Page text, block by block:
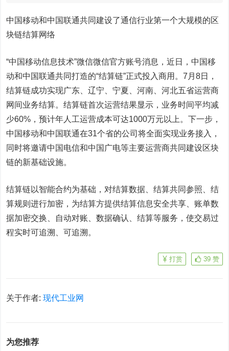
中国移动和中国联通共同建设了通信行业第一个大规模的区
块链结算网络
“中国移动信息技术”微信微信官方账号消息，近日，中国移
动和中国联通共同打造的“结算链”正式投入商用。7月8日，
结算链成功实现广东、辽宁、宁夏、河南、河北五省运营商
网间业务结算。结算链首次运营结果显示，业务时间平均减
少60%，预计年人工运营成本可达1000万元以上。下一步，
中国移动和中国联通在31个省的公司将全面实现业务接入，
同时将邀请中国电信和中国广电等主要运营商共同建设区块
链的新基础设施。
结算链以智能合约为基础，对结算数据、结算共同参照、结
算规则进行加密，为结算方提供结算信息安全共享、账单数
据加密交换、自动对账、数据确认、结算等服务，使交易过
程实时可追溯、可追溯。
39 赞
打赏
关于作者:现代工业网
为您推荐